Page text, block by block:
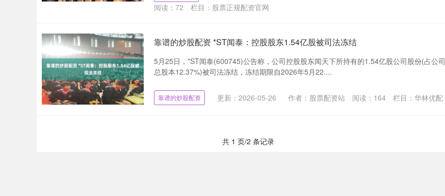
阅读： 72 栏目： 股票正规配资官网
靠谱的炒股配资 *ST闻泰：控股股东1.54亿股被司法冻结
5月25日，*ST闻泰(600745)公告称，公司控股股东闻天下所持有的1.54亿股公司股份(占公司
总股本12.37%)被司法冻结，冻结期限自2026年5月22....
靠谱的炒股配资 更新：2026-05-26 作者：股票配资站 阅读： 164 栏目： 华林优配
共 1 页/2 条记录